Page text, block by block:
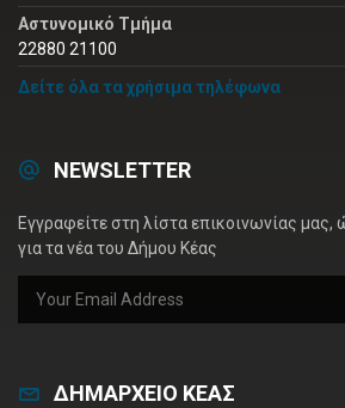
Αστυνομικό Τμήμα
22880 21100
Δείτε όλα τα χρήσιμα τηλέφωνα
NEWSLETTER
Εγγραφείτε στη λίστα επικοινωνίας
για τα νέα του Δήμου Κέας
ΔΗΜΑΡΧΕΙΟ ΚΕΑΣ